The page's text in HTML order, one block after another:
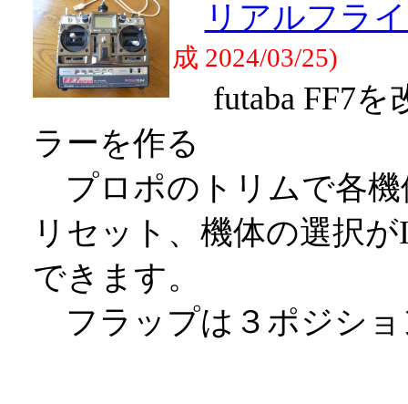
リアルフラ
成 2024/03/25)
futaba FF7を
ラーを作る
プロポのトリムで各機
リセット、機体の選択
できます。
フラップは３ポジショ